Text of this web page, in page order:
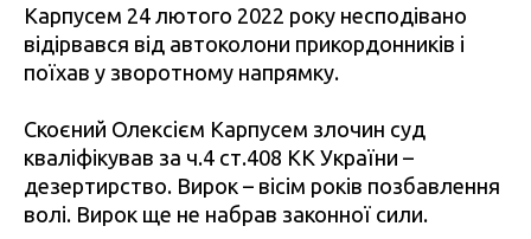
Карпусем 24 лютого 2022 року несподівано
відірвався від автоколони прикордонників і
поїхав у зворотному напрямку.
Скоєний Олексієм Карпусем злочин суд
кваліфікував за ч.4 ст.408 КК України –
дезертирство. Вирок – вісім років позбавлення
волі. Вирок ще не набрав законної сили.